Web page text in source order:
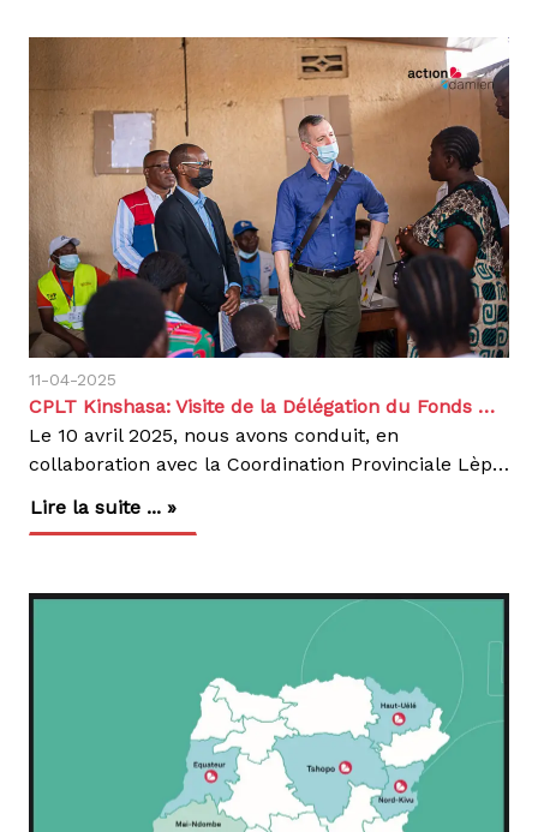
11-04-2025
CPLT Kinshasa: Visite de la Délégation du Fonds mondial au CDT Saint-Pierre dans la zone de santé de Kinshasa
Le 10 avril 2025, nous avons conduit, en
collaboration avec la Coordination Provinciale Lèpre et Tuberculose (CPLT) de Kinshasa, une mission de terrain au Centre de dépistage et de traitement Lèpre et Tuberculose (CDT) Saint-Pierre, situé dans la zone de santé de Kinshasa. L’objectif principal de cette visite était d’évaluer la contribution des structures de santé privées dans la prise en charge de la tuberculose et du VIH, dans la perspective d’un projet de financement.La délégation était composée de représentants du Fonds mondial, du CIFF (Children’s Investment Fund Foundation), du Programme des Nations Unies pour le développement (PNUD), d’Action Damien, de la Coordination Provinciale Lèpreundefined Tuberculose Kinshasa et, de l’équipe cadre de la zone de santé de Kinshasa. Parmi les personnalités présentes figuraient Mme Sonia Florisse, Country Portfolio Manager du Fonds mondial, M. Miler Kemplay, Executive Director SRHR du CIFF, l’un des bailleurs du Fonds mondial, ainsi que Dr Steve Etierne, chef de la délégation du PNUD.Lors de cette visite, la délégation a eu l’opportunité de participer au traitement directement observé (TDO). Il s’est suivi de la visite du CDT au niveau du laboratoire (démonstration sur l’analyse des échantillons de crachats avec la machine GeneXpert), de salle de consultation et de la pharmacie. Les données épidémiologiques de la province ont été présentées par le Médecin Coordonnateur Provincial. Quelques questions d’éclaircissement ont été posées par les visiteurs surtout en ce qui concerne les différentes portes qui permettent de capter les présumés TB à savoir la porte VIH, la porte consultation préscolaire, la porte consultation prénatale et la porte consultation curative ainsi que la disponibilité des médicaments et intrants.La délégation a eu à échanger avec les personnes souffrant de la Tuberculose sur les points suivants : la gratuité du traitement de la TB, le site de dépistage, leurs contributions sur la rupture de la chaîne de contamination, le rythme des rendez-vous, le circuit du malade, etc.La participation communautaire a fait aussi objet des échanges. Les ONG partenaires, comme le Club des Amis Damien, une structure d’anciens malades engagés dans la sensibilisation, ainsi que des relais communautaires actifs dans le dépistage et le suivi des cas ont pu démonter clairement leurs rôles dans cette lutte contre la Tuberculose et le VIH (visites à domicile, transport des échantillons, sensibilisation, orientation des présumés, recherche des perdus de vu, ect..). Cette immersion a permis de constater l’implication concrète des acteurs locaux dans la lutte contre la tuberculose et le VIH.A travers cette visite, il se dégage clairement « un gap » à combler dans cette lutte de contre la Tuberculose. Il est plus qu’important de mobiliser d’avantage des ressources en faveur de la Tuberculose.Nous réaffirmons notre engagement à promouvoir une prise en charge intégrée, de qualité et accessible à toutes et à tous.Agir, c'est contagieux
Lire la suite ... »